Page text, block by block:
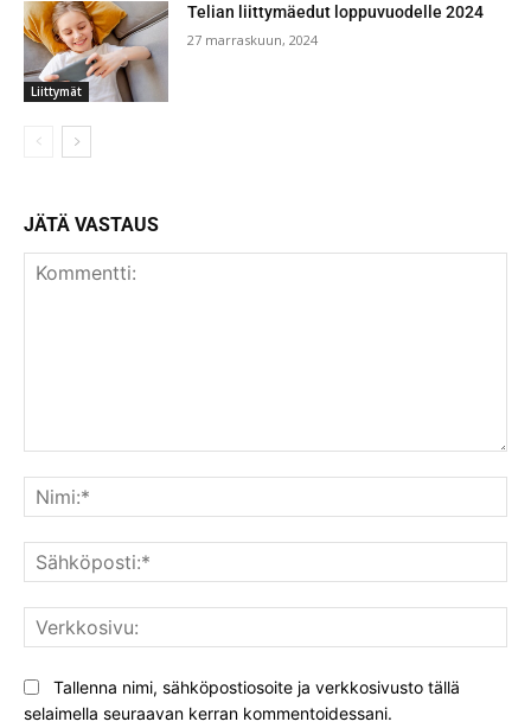
Liittymät
Telian liittymäedut loppuvuodelle 2024
27 marraskuun, 2024
JÄTÄ VASTAUS
Tallenna nimi, sähköpostiosoite ja verkkosivusto tällä
selaimella seuraavan kerran kommentoidessani.